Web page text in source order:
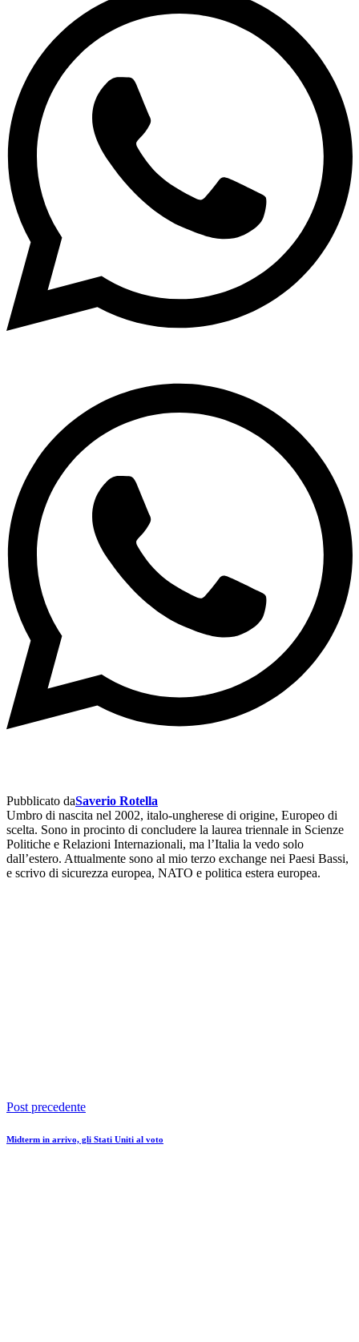
Pubblicato daSaverio Rotella
Umbro di nascita nel 2002, italo-ungherese di origine, Europeo di
scelta. Sono in procinto di concludere la laurea triennale in Scienze
Politiche e Relazioni Internazionali, ma l’Italia la vedo solo
dall’estero. Attualmente sono al mio terzo exchange nei Paesi Bassi,
e scrivo di sicurezza europea, NATO e politica estera europea.
Post precedente
Midterm in arrivo, gli Stati Uniti al voto